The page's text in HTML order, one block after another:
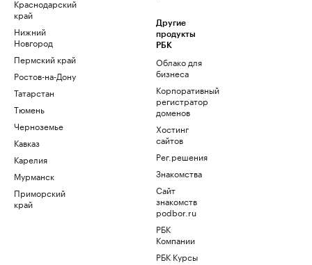
Краснодарский
край
Нижний
Новгород
Пермский край
Ростов-на-Дону
Татарстан
Тюмень
Черноземье
Кавказ
Карелия
Мурманск
Приморский
край
Другие
продукты
РБК
Облако для
бизнеса
Корпоративный
регистратор
доменов
Хостинг
сайтов
Рег.решения
Знакомства
Сайт
знакомств
podbor.ru
РБК
Компании
РБК Курсы